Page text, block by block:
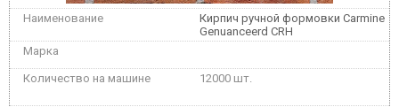
Кирпич ручной формовки Carmine
Genuanceerd CRH
12000 шт.